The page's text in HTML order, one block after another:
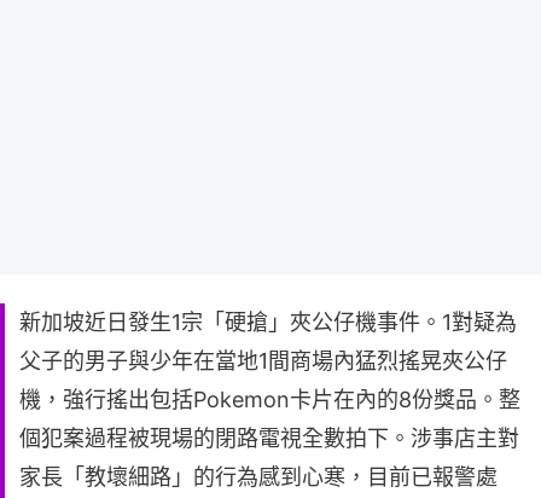
新加坡近日發生1宗「硬搶」夾公仔機事件。1對疑為
父子的男子與少年在當地1間商場內猛烈搖晃夾公仔
機，強行搖出包括Pokemon卡片在內的8份獎品。整
個犯案過程被現場的閉路電視全數拍下。涉事店主對
家長「教壞細路」的行為感到心寒，目前已報警處